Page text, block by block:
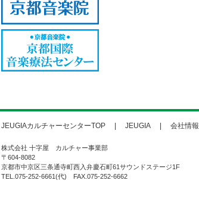
JEUGIAカルチャーセンターTOP JEUGIA 会社情報
株式会社 十字屋 カルチャー事業部
〒604-8082
京都市中京区三条通寺町西入弁慶石町61サウンドステージ1F
TEL.075-252-6661(代) FAX.075-252-6662